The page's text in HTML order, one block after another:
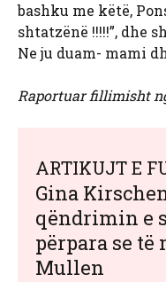
bashku me këtë,
shtatzënë !!!!!”, dhe
Ne ju duam- mami
Raportuar fillimisht
ARTIKUJT E
Gina
qëndrimin e
përpara se
Mullen